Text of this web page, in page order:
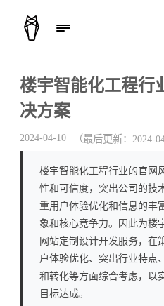
楼宇智能化工程行
决方案
2024-04-10 （最后更新： 2024-
楼宇智能化工程行业的官网
性和可信度，突出公司的技
重用户体验优化和信息的丰
象和核心竞争力。因此为楼
网站定制设计开发服务，在
户体验优化、突出行业特点
和转化等方面综合考虑，以
目标达成。